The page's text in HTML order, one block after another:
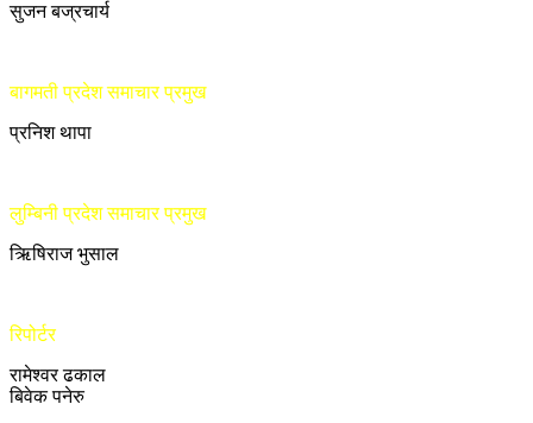
सुजन बज्रचार्य
बागमती प्रदेश समाचार प्रमुख
प्रनिश थापा
लुम्बिनी प्रदेश समाचार प्रमुख
ऋिषिराज भुसाल
रिपोर्टर
रामेश्वर ढकाल
बिवेक पनेरु